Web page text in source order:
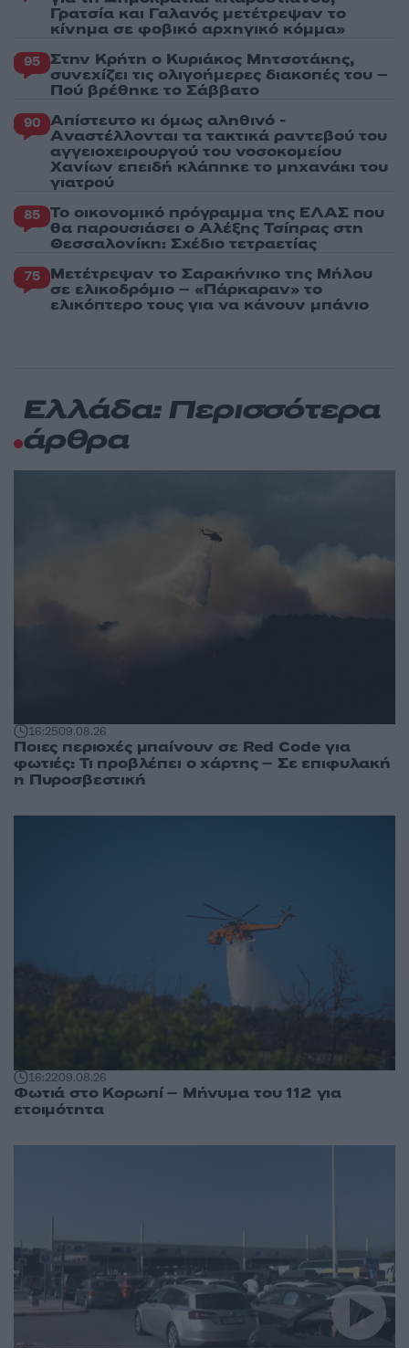
Γρατσία και Γαλανός μετέτρεψαν το
κίνημα σε φοβικό αρχηγικό κόμμα»
95 Στην Κρήτη ο Κυριάκος Μητσοτάκης,
συνεχίζει τις ολιγοήμερες διακοπές του –
Πού βρέθηκε το Σάββατο
90 Απίστευτο κι όμως αληθινό -
Aναστέλλονται τα τακτικά ραντεβού του
αγγειοχειρουργού του νοσοκομείου
Χανίων επειδή κλάπηκε το μηχανάκι του
γιατρού
85 Το οικονομικό πρόγραμμα της ΕΛΑΣ που
θα παρουσιάσει ο Αλέξης Τσίπρας στη
Θεσσαλονίκη: Σχέδιο τετραετίας
75 Μετέτρεψαν το Σαρακήνικο της Μήλου
σε ελικοδρόμιο – «Πάρκαραν» το
ελικόπτερο τους για να κάνουν μπάνιο
Ελλάδα: Περισσότερα
άρθρα
16:2509.08.26
Ποιες περιοχές μπαίνουν σε Red Code για
φωτιές: Τι προβλέπει ο χάρτης – Σε επιφυλακή
η Πυροσβεστική
16:2209.08.26
Φωτιά στο Κορωπί – Μήνυμα του 112 για
ετοιμότητα